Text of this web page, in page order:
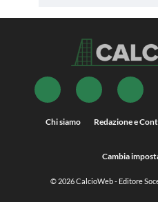
Chi siamo Redazione e
Cambia
© 2026CalcioWeb- Editore